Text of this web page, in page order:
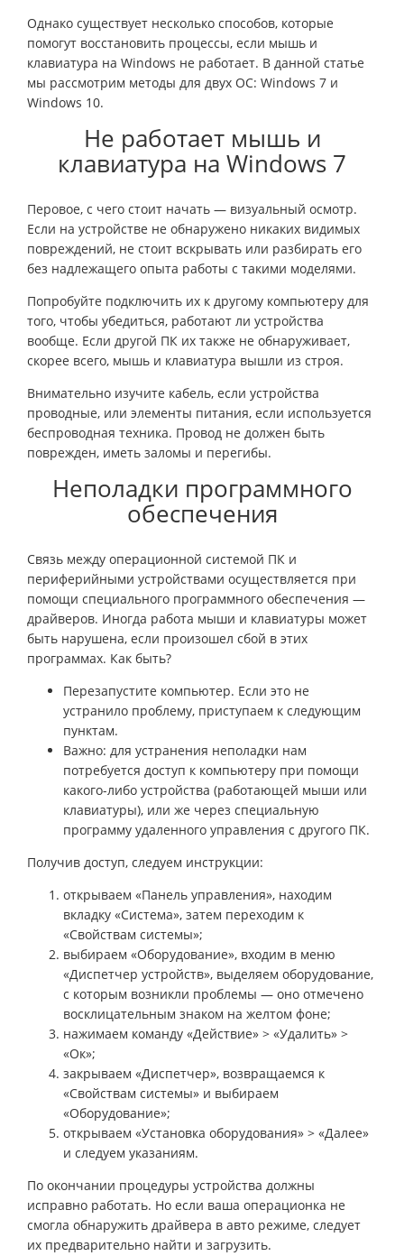
Однако существует несколько способов, которые
помогут восстановить процессы, если мышь и
клавиатура на Windows не работает. В данной статье
мы рассмотрим методы для двух ОС: Windows 7 и
Windows 10.
Не работает мышь и
клавиатура на Windows 7
Перовое, с чего стоит начать — визуальный осмотр.
Если на устройстве не обнаружено никаких видимых
повреждений, не стоит вскрывать или разбирать его
без надлежащего опыта работы с такими моделями.
Попробуйте подключить их к другому компьютеру для
того, чтобы убедиться, работают ли устройства
вообще. Если другой ПК их также не обнаруживает,
скорее всего, мышь и клавиатура вышли из строя.
Внимательно изучите кабель, если устройства
проводные, или элементы питания, если используется
беспроводная техника. Провод не должен быть
поврежден, иметь заломы и перегибы.
Неполадки программного
обеспечения
Связь между операционной системой ПК и
периферийными устройствами осуществляется при
помощи специального программного обеспечения —
драйверов. Иногда работа мыши и клавиатуры может
быть нарушена, если произошел сбой в этих
программах. Как быть?
Перезапустите компьютер. Если это не
устранило проблему, приступаем к следующим
пунктам.
Важно: для устранения неполадки нам
потребуется доступ к компьютеру при помощи
какого-либо устройства (работающей мыши или
клавиатуры), или же через специальную
программу удаленного управления с другого ПК.
Получив доступ, следуем инструкции:
открываем «Панель управления», находим
вкладку «Система», затем переходим к
«Свойствам системы»;
выбираем «Оборудование», входим в меню
«Диспетчер устройств», выделяем оборудование,
с которым возникли проблемы — оно отмечено
восклицательным знаком на желтом фоне;
нажимаем команду «Действие» > «Удалить» >
«Ок»;
закрываем «Диспетчер», возвращаемся к
«Свойствам системы» и выбираем
«Оборудование»;
открываем «Установка оборудования» > «Далее»
и следуем указаниям.
По окончании процедуры устройства должны
исправно работать. Но если ваша операционка не
смогла обнаружить драйвера в авто режиме, следует
их предварительно найти и загрузить.